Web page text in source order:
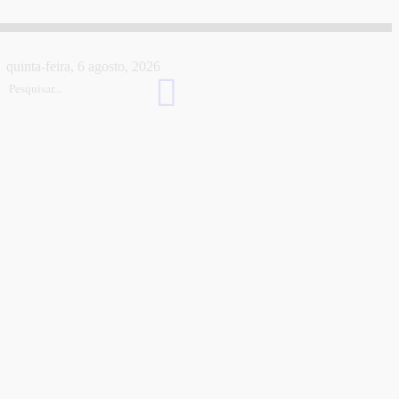
quinta-feira, 6 agosto, 2026